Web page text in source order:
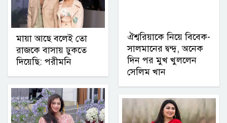
মায়া আছে বলেই তো
রাজকে বাসায় ঢুকতে
দিয়েছি: পরীমনি
ঐশ্বরিয়াকে নিয়ে বিবেক-
সালমানের দ্বন্দ্ব, অনেক
দিন পর মুখ খুললেন
সেলিম খান